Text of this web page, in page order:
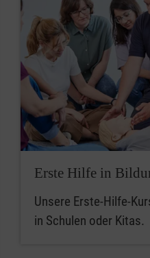
Erste Hilfe in
Unsere Erste-Hilfe-
in Schulen oder Kitas.